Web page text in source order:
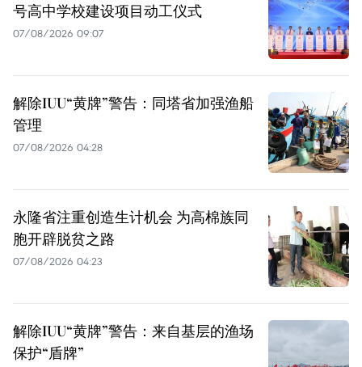
号高中学校建设项目动工仪式
07/08/2026 09:07
解除IUU“黄牌”警告：同塔省加强渔船
管理
07/08/2026 04:28
永隆省注重创造生计机会 为高棉族同
胞开辟脱贫之路
07/08/2026 04:23
解除IUU“黄牌”警告：来自基层的渔场
保护“盾牌”